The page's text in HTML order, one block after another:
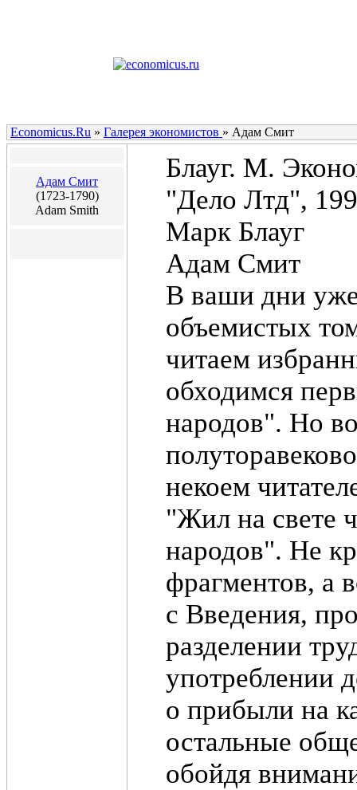
Economicus.Ru » Галерея экономистов » Адам Смит
Адам Смит
(1723-1790)
Adam Smith
Блауг. М.
"Дело Лтд",
Марк Блауг
Адам Смит
В ваши дни уже
объемистых
читаем
обходимся
народов". Но
некоем
"Жил на свете
народов". Не
фрагментов, а
с Введения,
разделении
употреблении
о прибыли на
остальные
обойдя